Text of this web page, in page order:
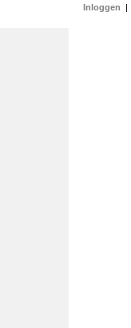
Inloggen |